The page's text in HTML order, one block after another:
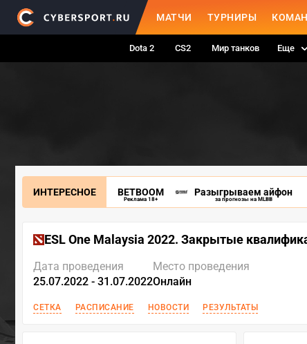
МАТЧИ ТУРНИРЫ
Dota 2 CS2 Мир танков Еще
ИНТЕРЕСНОЕ BETBOOM
Реклама 18+
Разыгрываем айфон
за прогнозы на MLBB
ESL One Malaysia 2022. Закрытые
Дата проведения
25.07.2022 - 31.07.2022
Место проведения
Онлайн
СЕТКА РАСПИСАНИЕ НОВОСТИ РЕЗУЛЬТАТЫ